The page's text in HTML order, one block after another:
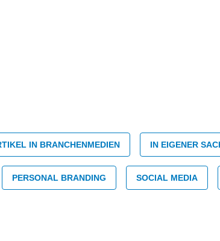
IN BRANCHENMEDIEN IN EIGENER
PERSONAL BRANDING SOCIAL MEDIA